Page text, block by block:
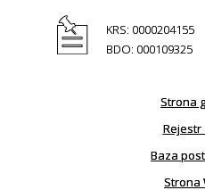
KRS: 0000204155
BDO: 000109325
Strona
Rejestr
Baza
Strona